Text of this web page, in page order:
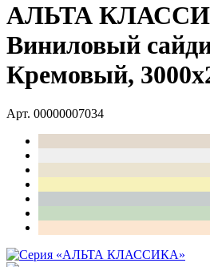
АЛЬТА
Виниловый
Кремовый,
Арт. 00000007034